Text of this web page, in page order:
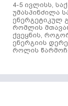
4-5 ივლისს,
უმასპინძილა
ენერგეტიკულ
რომლის
ქვეყნის,
ენერგიის
როლის